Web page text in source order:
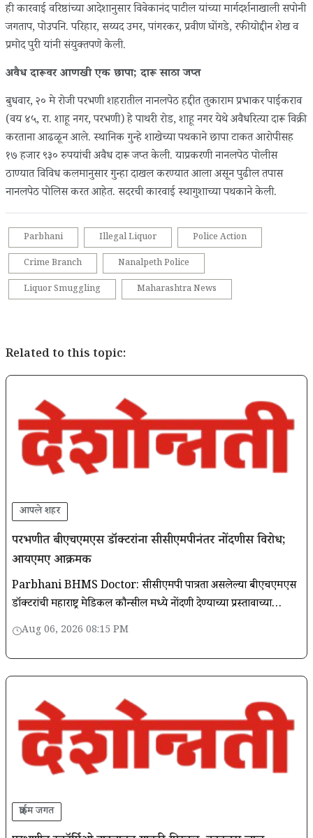
ही कारवाई वरिष्ठांच्या आदेशानुसार विवेकानंद पाटील यांच्या मार्गदर्शनाखाली सपोनी
जगताप, पोउपनि. परिहार, सय्यद उमर, पांगरकर, प्रवीण घोंगडे, रफीयोद्दीन शेख व
प्रमोद पुरी यांनी संयुक्तपणे केली.
अवैध दारूवर आणखी एक छापा; दारू साठा जप्त
बुधवार, २० मे रोजी परभणी शहरातील नानलपेठ हद्दीत तुकाराम प्रभाकर पाईकराव
(वय ४५, रा. शाहू नगर, परभणी) हे पाथरी रोड, शाहू नगर येथे अवैधरित्या दारू विक्री
करताना आढळून आले. स्थानिक गुन्हे शाखेच्या पथकाने छापा टाकत आरोपीसह
१७ हजार ९३० रुपयांची अवैध दारू जप्त केली. याप्रकरणी नानलपेठ पोलीस
ठाण्यात विविध कलमानुसार गुन्हा दाखल करण्यात आला असून पुढील तपास
नानलपेठ पोलिस करत आहेत. सदरची कारवाई स्थागुशाच्या पथकाने केली.
Parbhani Illegal Liquor
Police Action
Crime Branch
Nanalpeth Police
Liquor Smuggling
Maharashtra News
Related to this topic:
आपले शहर
परभणीत बीएचएमएस डॉक्टरांना सीसीएमपीनंतर नोंदणीस विरोध;
आयएमए आक्रमक
Parbhani BHMS Doctor: सीसीएमपी पात्रता असलेल्या बीएचएमएस
डॉक्टरांची महाराष्ट्र मेडिकल कौन्सील मध्ये नोंदणी देण्याच्या प्रस्तावाच्या
निषेधार्थ आयएमए महाराष्ट्रच्या वतीने संप पुकारण्यात आला.
Aug 06, 2026 08:15 PM
क्राईम जगत